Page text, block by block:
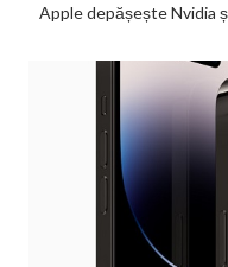
Apple depășește Nvidia